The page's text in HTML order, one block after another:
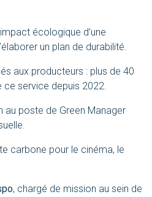
écologique d’une
un plan de durabilité.
aux producteurs : plus de 40
service depuis 2022.
poste de Green Manager
carbone pour le cinéma, le
, chargé de mission au sein de